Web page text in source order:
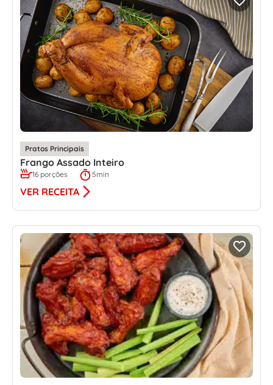
Pratos Principais
Frango Assado Inteiro
16 porções 5min
VER RECEITA